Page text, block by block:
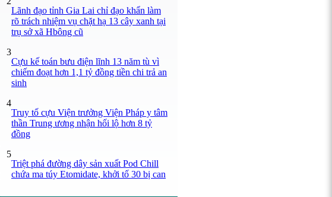
Lãnh đạo tỉnh Gia Lai chỉ đạo khẩn làm
rõ trách nhiệm vụ chặt hạ 13 cây xanh tại
trụ sở xã Hbông cũ
3
Cựu kế toán bưu điện lĩnh 13 năm tù vì
chiếm đoạt hơn 1,1 tỷ đồng tiền chi trả an
sinh
4
Truy tố cựu Viện trưởng Viện Pháp y tâm
thần Trung ương nhận hối lộ hơn 8 tỷ
đồng
5
Triệt phá đường dây sản xuất Pod Chill
chứa ma túy Etomidate, khởi tố 30 bị can